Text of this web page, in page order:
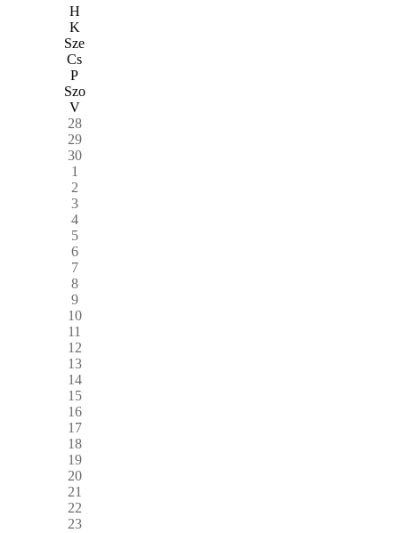
H
K
Sze
Cs
P
Szo
V
28
29
30
1
2
3
4
5
6
7
8
9
10
11
12
13
14
15
16
17
18
19
20
21
22
23